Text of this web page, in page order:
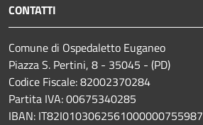
CONTATTI
Comune di Ospedaletto Euganeo
Piazza S. Pertini, 8 - 35045 - (PD)
Codice Fiscale: 82002370284
Partita IVA: 00675340285
IBAN: IT82I0103062561000000755987